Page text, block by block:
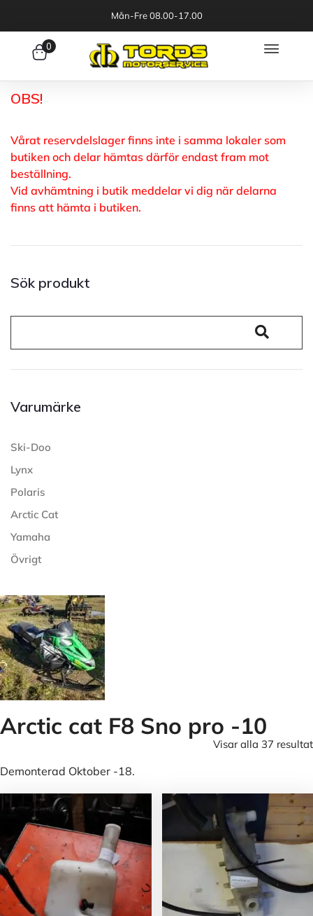
Mån-Fre 08.00-17.00
0
OBS!
Vårat reservdelslager finns inte i samma lokaler som
butiken och delar hämtas därför endast fram mot
beställning.
Vid avhämtning i butik meddelar vi dig när delarna
finns att hämta i butiken.
Sök produkt
Varumärke
Ski-Doo
Lynx
Polaris
Arctic Cat
Yamaha
Övrigt
Arctic cat F8 Sno pro -10
Visar alla 37 resultat
Demonterad Oktober -18.